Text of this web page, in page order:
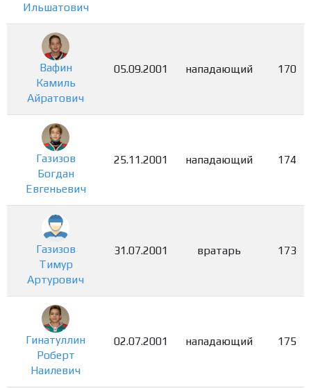
Ильшатович
Вафин
Камиль
Айратович
05.09.2001 нападающий 170
Газизов
Богдан
Евгеньевич
25.11.2001 нападающий 174
Газизов
Тимур
Артурович
31.07.2001 вратарь 173
Гинатуллин
Роберт
Наилевич
02.07.2001 нападающий 175